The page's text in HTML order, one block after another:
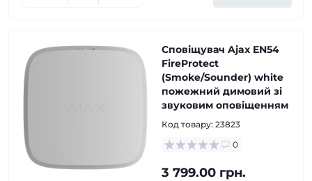
Сповіщувач Ajax EN54
FireProtect
(Smoke/Sounder) white
пожежний димовий зі
звуковим оповіщенням
Код товару: 23823
0
3 799.00 грн.